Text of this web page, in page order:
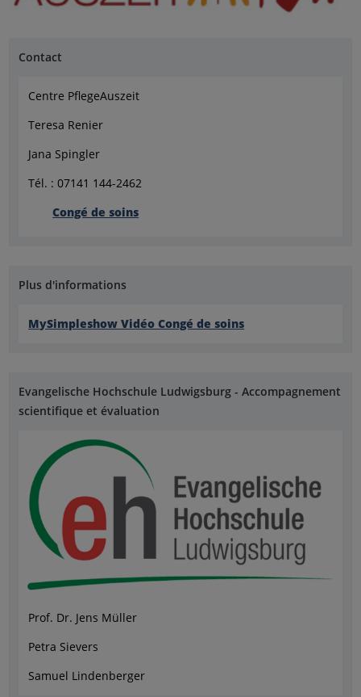
Contact
Centre PflegeAuszeit
Teresa Renier
Jana Spingler
Tél. : 07141 144-2462
Congé de soins
Plus d'informations
MySimpleshow Vidéo Congé de soins
Evangelische Hochschule Ludwigsburg - Accompagnement
scientifique et évaluation
Prof. Dr. Jens Müller
Petra Sievers
Samuel Lindenberger